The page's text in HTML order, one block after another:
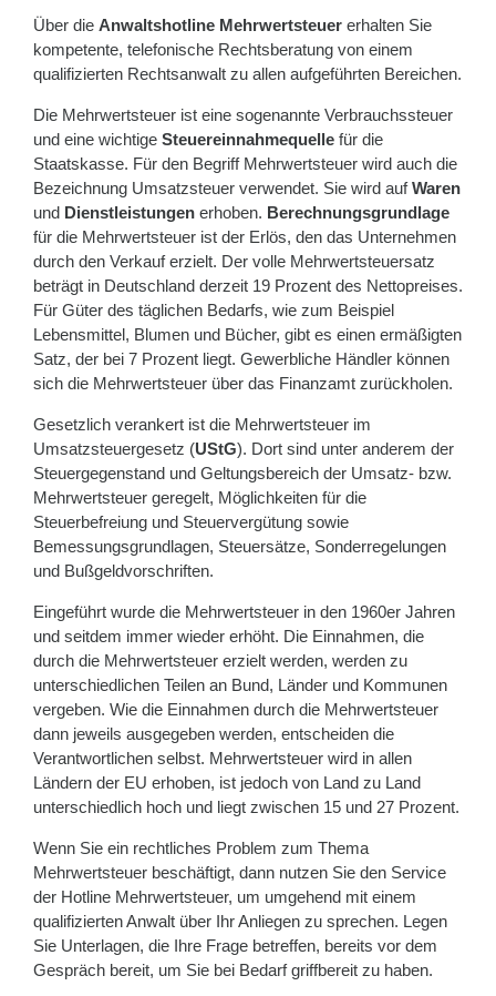
Über die Anwaltshotline Mehrwertsteuer erhalten Sie
kompetente, telefonische Rechtsberatung von einem
qualifizierten Rechtsanwalt zu allen aufgeführten Bereichen.
Die Mehrwertsteuer ist eine sogenannte Verbrauchssteuer
und eine wichtige Steuereinnahmequelle für die
Staatskasse. Für den Begriff Mehrwertsteuer wird auch die
Bezeichnung Umsatzsteuer verwendet. Sie wird aufWaren
und Dienstleistungen erhoben. Berechnungsgrundlage
für die Mehrwertsteuer ist der Erlös, den das Unternehmen
durch den Verkauf erzielt. Der volle Mehrwertsteuersatz
beträgt in Deutschland derzeit 19 Prozent des Nettopreises.
Für Güter des täglichen Bedarfs, wie zum Beispiel
Lebensmittel, Blumen und Bücher, gibt es einen ermäßigten
Satz, der bei 7 Prozent liegt. Gewerbliche Händler können
sich die Mehrwertsteuer über das Finanzamt zurückholen.
Gesetzlich verankert ist die Mehrwertsteuer im
Umsatzsteuergesetz (UStG). Dort sind unter anderem der
Steuergegenstand und Geltungsbereich der Umsatz- bzw.
Mehrwertsteuer geregelt, Möglichkeiten für die
Steuerbefreiung und Steuervergütung sowie
Bemessungsgrundlagen, Steuersätze, Sonderregelungen
und Bußgeldvorschriften.
Eingeführt wurde die Mehrwertsteuer in den 1960er Jahren
und seitdem immer wieder erhöht. Die Einnahmen, die
durch die Mehrwertsteuer erzielt werden, werden zu
unterschiedlichen Teilen an Bund, Länder und Kommunen
vergeben. Wie die Einnahmen durch die Mehrwertsteuer
dann jeweils ausgegeben werden, entscheiden die
Verantwortlichen selbst. Mehrwertsteuer wird in allen
Ländern der EU erhoben, ist jedoch von Land zu Land
unterschiedlich hoch und liegt zwischen 15 und 27 Prozent.
Wenn Sie ein rechtliches Problem zum Thema
Mehrwertsteuer beschäftigt, dann nutzen Sie den Service
der Hotline Mehrwertsteuer, um umgehend mit einem
qualifizierten Anwalt über Ihr Anliegen zu sprechen. Legen
Sie Unterlagen, die Ihre Frage betreffen, bereits vor dem
Gespräch bereit, um Sie bei Bedarf griffbereit zu haben.